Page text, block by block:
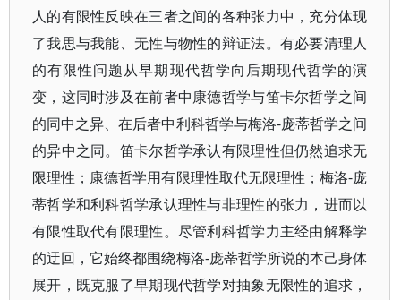
人的有限性反映在三者之间的各种张力中，充分体现
了我思与我能、无性与物性的辩证法。有必要清理人
的有限性问题从早期现代哲学向后期现代哲学的演
变，这同时涉及在前者中康德哲学与笛卡尔哲学之间
的同中之异、在后者中利科哲学与梅洛-庞蒂哲学之间
的异中之同。笛卡尔哲学承认有限理性但仍然追求无
限理性；康德哲学用有限理性取代无限理性；梅洛-庞
蒂哲学和利科哲学承认理性与非理性的张力，进而以
有限性取代有限理性。尽管利科哲学力主经由解释学
的迂回，它始终都围绕梅洛-庞蒂哲学所说的本己身体
展开，既克服了早期现代哲学对抽象无限性的追求，